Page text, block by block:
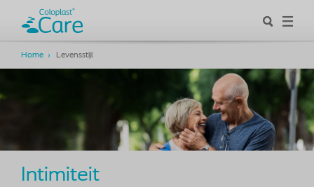
Home Levensstijl
Intimiteit